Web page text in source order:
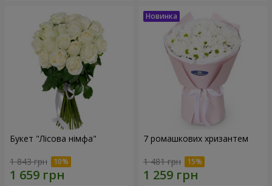
Букет "Лісова німфа"
1 843 грн
7 ромашкових хризантем
1 481 грн